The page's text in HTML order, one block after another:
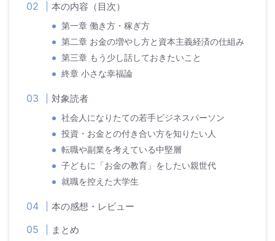
本の内容（目次）
第一章 働き方・稼ぎ方
第二章 お金の増やし方と資本主義経済の仕組み
第三章 もう少し話しておきたいこと
終章 小さな幸福論
対象読者
社会人になりたての若手ビジネスパーソン
投資・お金との付き合い方を知りたい人
転職や副業を考えている中堅層
子どもに「お金の教育」をしたい親世代
就職を控えた大学生
本の感想・レビュー
まとめ